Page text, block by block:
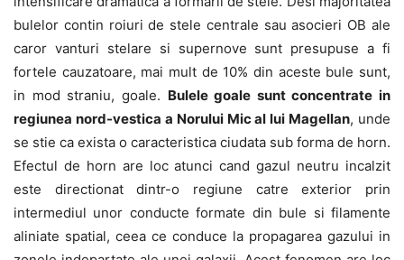
bulelor contin roiuri de stele centrale sau asocieri OB ale
caror vanturi stelare si supernove sunt presupuse a fi
fortele cauzatoare, mai mult de 10% din aceste bule sunt,
in mod straniu, goale. Bulele goale sunt concentrate in
regiunea nord-vestica a Norului Mic al lui Magellan, unde
se stie ca exista o caracteristica ciudata sub forma de horn.
Efectul de horn are loc atunci cand gazul neutru incalzit
este directionat dintr-o regiune catre exterior prin
intermediul unor conducte formate din bule si filamente
aliniate spatial, ceea ce conduce la propagarea gazului in